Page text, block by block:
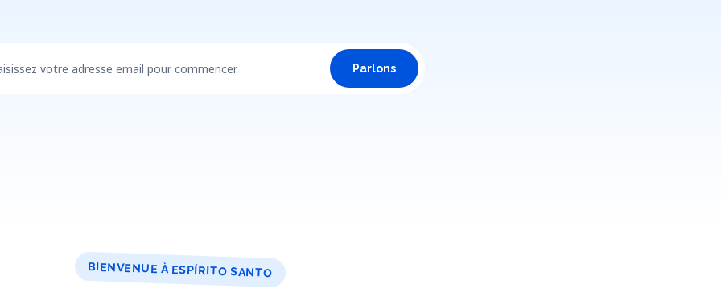
votre adresse email pour commencer Parlons
BIENVENUE À ESPÍRITO SANTO